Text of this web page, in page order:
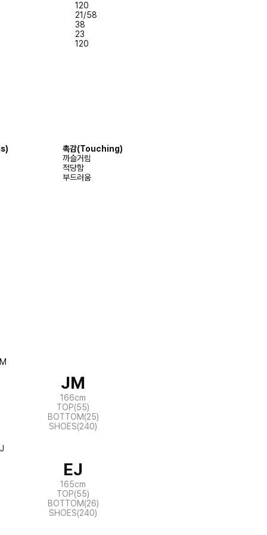
120
21/58
38
23
120
촉감(Touching)
까슬거림
적당함
부드러움
JM
166cm
TOP(55)
BOTTOM(25)
SHOES(240)
EJ
165cm
TOP(55)
BOTTOM(26)
SHOES(240)